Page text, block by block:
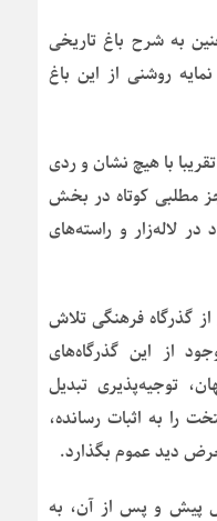
به شرح باغ تاریخی
روشنی از این باغ
با هیچ نشان و ردی
جز مطلبی کوتاه در بخش
لاله‌زار و راسته‌های
گذرگاه فرهنگی تلاش
از این گذرگاه‌های
توجیه‌پذیری تبدیل
را به اثبات رسانده،
دید عموم بگذارد.
پیش و پس از آن، به